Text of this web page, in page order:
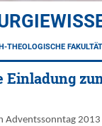
THEOLOGISCHE FAKULTÄT
Einladung
Adventssonntag